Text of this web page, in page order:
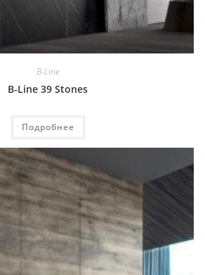
B-Line
B-Line 39 Stones
Подробнее